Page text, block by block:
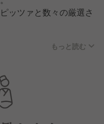
ッツァと数々の厳選さ
ジュアルにお楽しみ頂
（グループのカ
もっと読む